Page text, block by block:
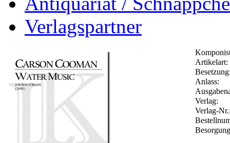
Verlagspartner
Artikelart:
Anlass:
Verlag:
Verlag-